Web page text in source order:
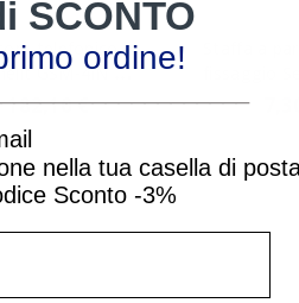
telefonico
GSM-4IN 4
uscite
182,10 €
TT15EAM
7,53 €
SCONTO
ordine!
nella tua casella di
Sconto -3%